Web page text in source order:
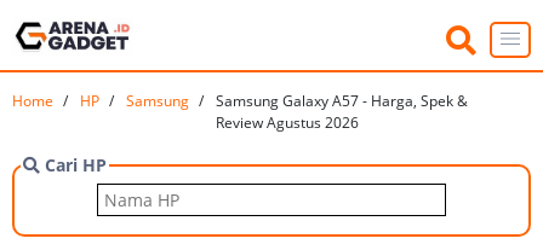
Home HP Samsung
Samsung Galaxy A57 - Harga, Spek &
Review Agustus 2026
Cari HP